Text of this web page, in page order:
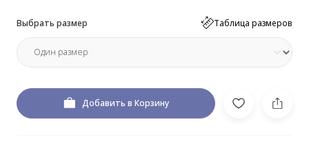
Выбрать размер Таблица размеров
Добавить в Корзину